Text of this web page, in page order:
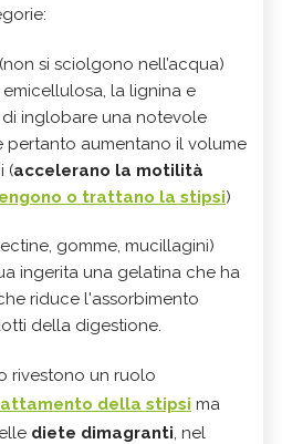
(non si sciolgono nell’acqua)
la lignina e
inglobare una notevole
pertanto aumentano il volume
(accelerano la motilità
o trattano la stipsi)
gomme, mucillagini)
ingerita una gelatina che ha
riduce l'assorbimento
della digestione.
rivestono un ruolo
della stipsi ma
diete dimagranti , nel